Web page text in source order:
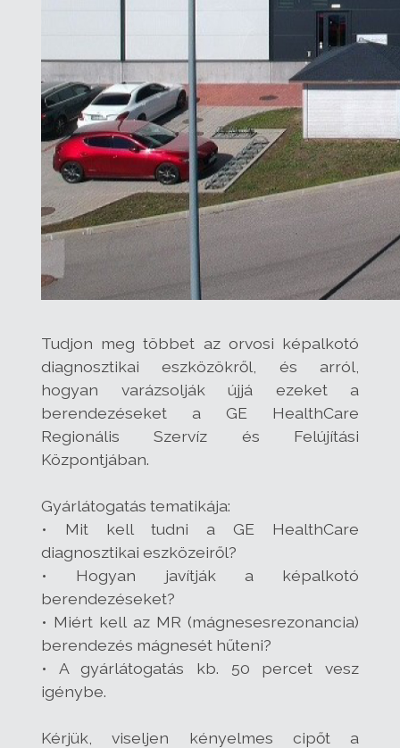
Tudjon meg többet az orvosi képalkotó
diagnosztikai eszközökről, és arról,
hogyan varázsolják újjá ezeket a
berendezéseket a GE HealthCare
Regionális Szervíz és Felújítási
Központjában.
Gyárlátogatás tematikája:
• Mit kell tudni a GE HealthCare
diagnosztikai eszközeiről?
• Hogyan javítják a képalkotó
berendezéseket?
• Miért kell az MR (mágnesesrezonancia)
berendezés mágnesét hűteni?
• A gyárlátogatás kb. 50 percet vesz
igénybe.
Kérjük, viseljen kényelmes cipőt a